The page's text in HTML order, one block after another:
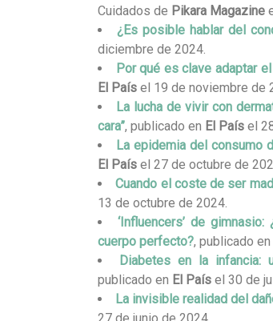
Cuidados de Pikara Magazine
¿Es posible hablar del
diciembre de 2024.
Por qué es clave adaptar
El País el 19 de noviembre de
La lucha de vivir con
cara”, publicado en El País el
La epidemia del consumo
El País el 27 de octubre de
Cuando el coste de ser
13 de octubre de 2024.
‘Influencers’ de
cuerpo perfecto?, publicado en
Diabetes en la infancia:
publicado en El País el 30 de
La invisible realidad del